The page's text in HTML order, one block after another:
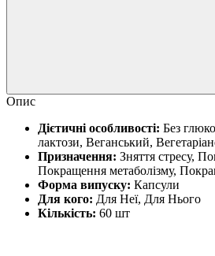
Опис
Дієтичні особливості: Без
лактози, Веганський,
Призначення: Зняття стресу,
Покращення метаболізму,
Форма випуску: Капсули
Для кого: Для Неї, Для Нього
Кількість: 60 шт